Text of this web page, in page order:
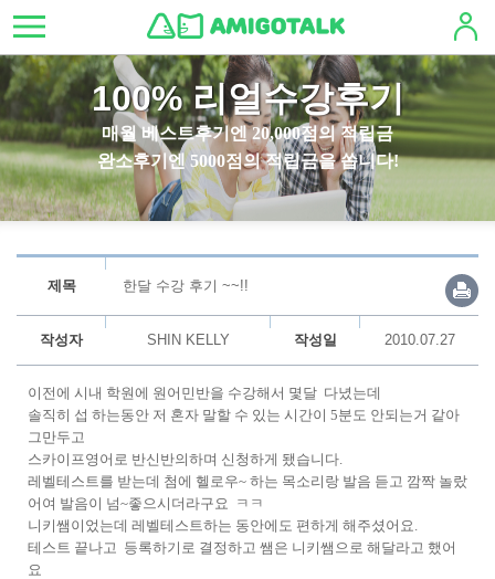
100% 리얼수강후기
매월 베스트후기엔 20,000점의 적립금
완소후기엔 5000점의 적립금을 쏩니다!
제목 한달 수강 후기 ~~!!
작성자 SHIN KELLY 작성일 2010.07.27
이전에 시내 학원에 원어민반을 수강해서 몇달 다녔는데
솔직히 섭 하는동안 저 혼자 말할 수 있는 시간이 5분도 안되는거 같아
그만두고
스카이프영어로 반신반의하며 신청하게 됐습니다.
레벨테스트를 받는데 첨에 헬로우~ 하는 목소리랑 발음 듣고 깜짝 놀랐
어여 발음이 넘~좋으시더라구요 ㅋㅋ
니키쌤이었는데 레벨테스트하는 동안에도 편하게 해주셨어요.
테스트 끝나고 등록하기로 결정하고 쌤은 니키쌤으로 해달라고 했어
요